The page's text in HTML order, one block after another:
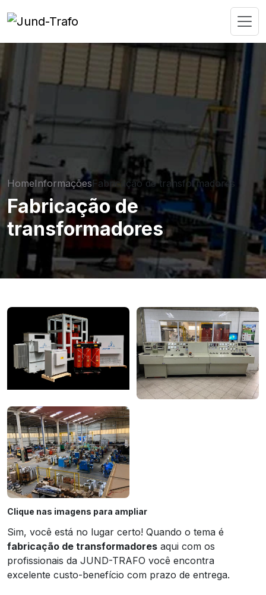
HomeInformaçõesFabricação de transformadores
Fabricação de
transformadores
Clique nas imagens para ampliar
Sim, você está no lugar certo! Quando o tema é
fabricação de transformadores aqui com os
profissionais da JUND-TRAFO você encontra
excelente custo-benefício com prazo de entrega.